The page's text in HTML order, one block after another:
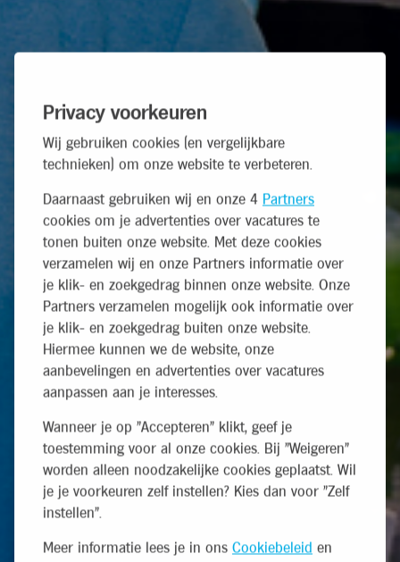
Privacy voorkeuren
Wij gebruiken cookies (en vergelijkbare
technieken) om onze website te verbeteren.
Daarnaast gebruiken wij en onze 4 Partners
cookies om je advertenties over vacatures te
tonen buiten onze website. Met deze cookies
verzamelen wij en onze Partners informatie over
je klik- en zoekgedrag binnen onze website. Onze
Partners verzamelen mogelijk ook informatie over
je klik- en zoekgedrag buiten onze website.
Hiermee kunnen we de website, onze
aanbevelingen en advertenties over vacatures
aanpassen aan je interesses.
Wanneer je op "Accepteren" klikt, geef je
toestemming voor al onze cookies. Bij "Weigeren"
worden alleen noodzakelijke cookies geplaatst. Wil
je je voorkeuren zelf instellen? Kies dan voor "Zelf
instellen".
Meer informatie lees je in ons Cookiebeleid en